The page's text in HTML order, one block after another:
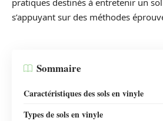
pratiques destinés à entretenir un
s’appuyant sur des méthodes
Sommaire
Caractéristiques des sols en vinyle
Types de sols en vinyle